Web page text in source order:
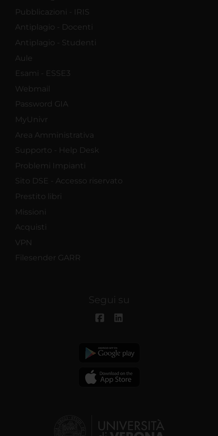
Pubblicazioni - IRIS
Antiplagio - Docenti
Antiplagio - Studenti
Aule
Esami - ESSE3
Webmail
Password GIA
MyUnivr
Area Amministrativa
Supporto - Help Desk
Problemi Impianti
Sito DSE - Accesso riservato
Prestito libri
Missioni
Acquisti
VPN
Filesender GARR
Segui su